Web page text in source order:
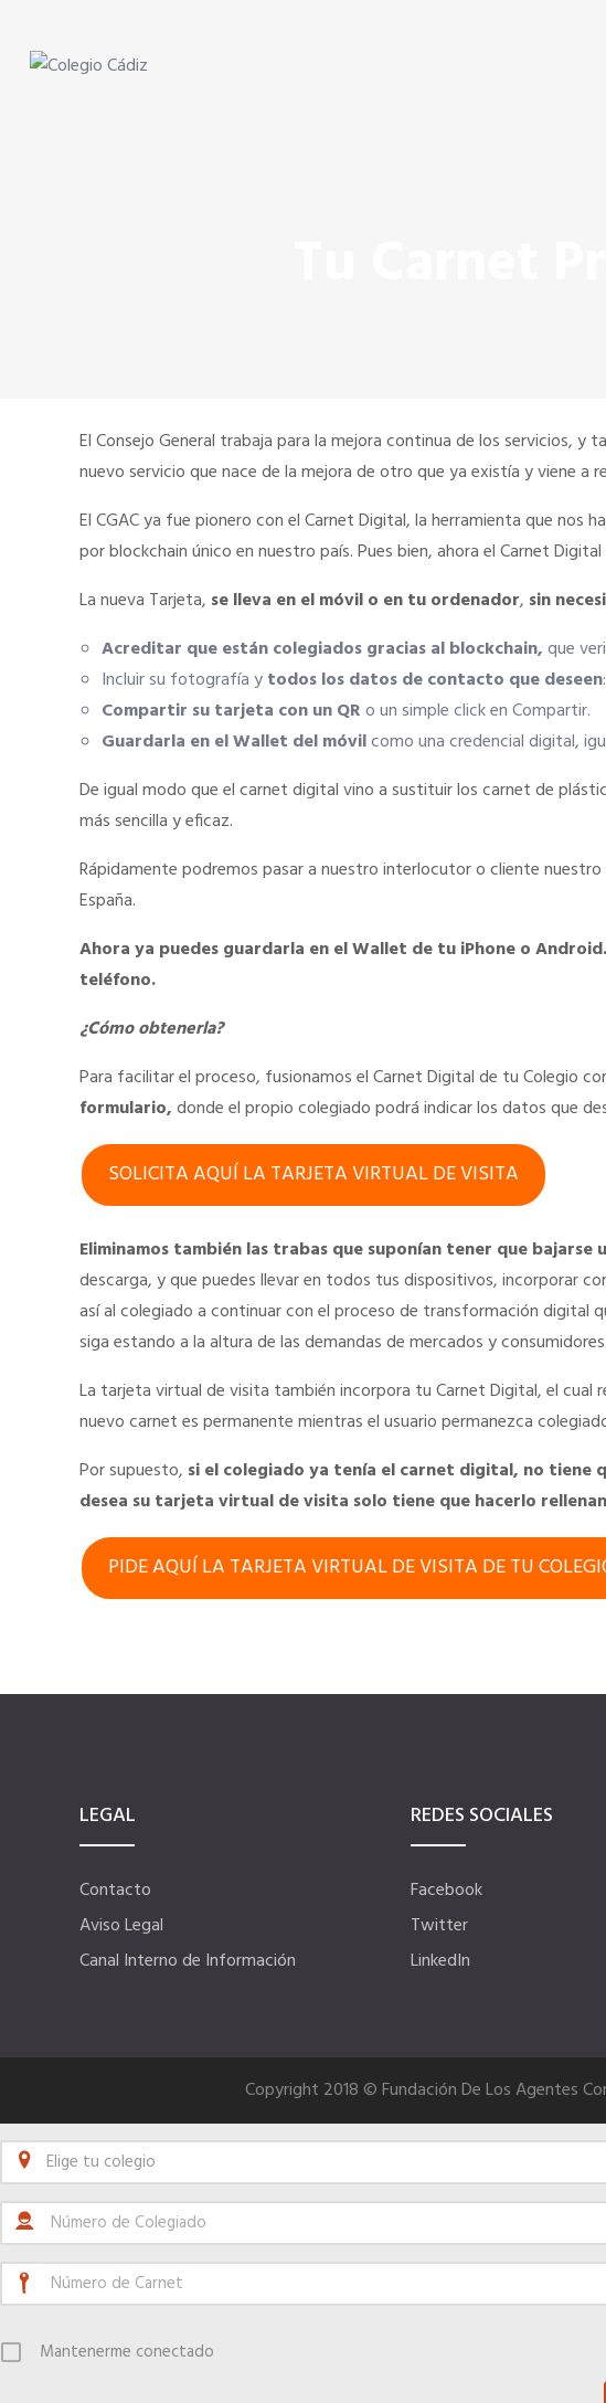
Colegio Cádiz
Agentes Comerciales de Cádiz
El Consejo General trabaja para la mejora continua de los servicios, y
nuevo servicio que nace de la mejora de otro que ya existía y viene a
El CGAC ya fue pionero con el Carnet Digital, la herramienta que
por blockchain único en nuestro país. Pues bien, ahora el Carnet
La nueva Tarjeta, se lleva en el móvil o en tu ordenador, sin
Acreditar que están colegiados gracias al blockchain,que
Incluir su fotografía ytodos los datos de contacto que deseen
Compartir su tarjeta con un QRo un simple click en Compartir.
Guardarla en el Wallet del móvilcomo una credencial digital,
De igual modo que el carnet digital vino a sustituir los carnet de
más sencilla y eficaz.
Rápidamente podremos pasar a nuestro interlocutor o cliente
España.
Ahora ya puedes guardarla en el Wallet de tu iPhone o
teléfono.
¿Cómo obtenerla?
Para facilitar el proceso, fusionamos el Carnet Digital de tu Colegio
formulario,donde el propio colegiado podrá indicar los datos que
SOLICITA AQUÍ LA TARJETA VIRTUAL DE VISITA
Eliminamos también las trabas que suponían tener que
descarga, y que puedes llevar en todos tus dispositivos, incorporar
así al colegiado a continuar con el proceso de transformación digital
siga estando a la altura de las demandas de mercados y consumidores.
La tarjeta virtual de visita también incorpora tu Carnet Digital, el cual
nuevo carnet es permanente mientras el usuario permanezca
Por supuesto, si el colegiado ya tenía el carnet digital, no tiene
desea su tarjeta virtual de visita solo tiene que hacerlo
PIDE AQUÍ LA TARJETA VIRTUAL DE VISITA DE TU
LEGAL
Contacto
Aviso Legal
Canal Interno de Información
REDES SOCIALES
Facebook
Twitter
LinkedIn
Copyright 2018 © Fundación De Los Agentes
Elige tu colegio
Mantenerme conectado